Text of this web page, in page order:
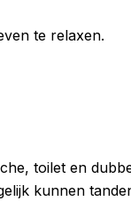
te relaxen.
toilet en
kunnen